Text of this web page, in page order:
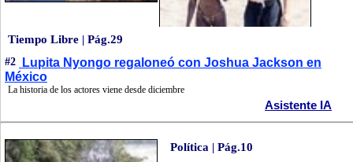
Tiempo Libre | Pág.29
#2
Lupita Nyongo regaloneó con Joshua Jackson en
México
La historia de los actores viene desde diciembre
Asistente IA
Política | Pág.10